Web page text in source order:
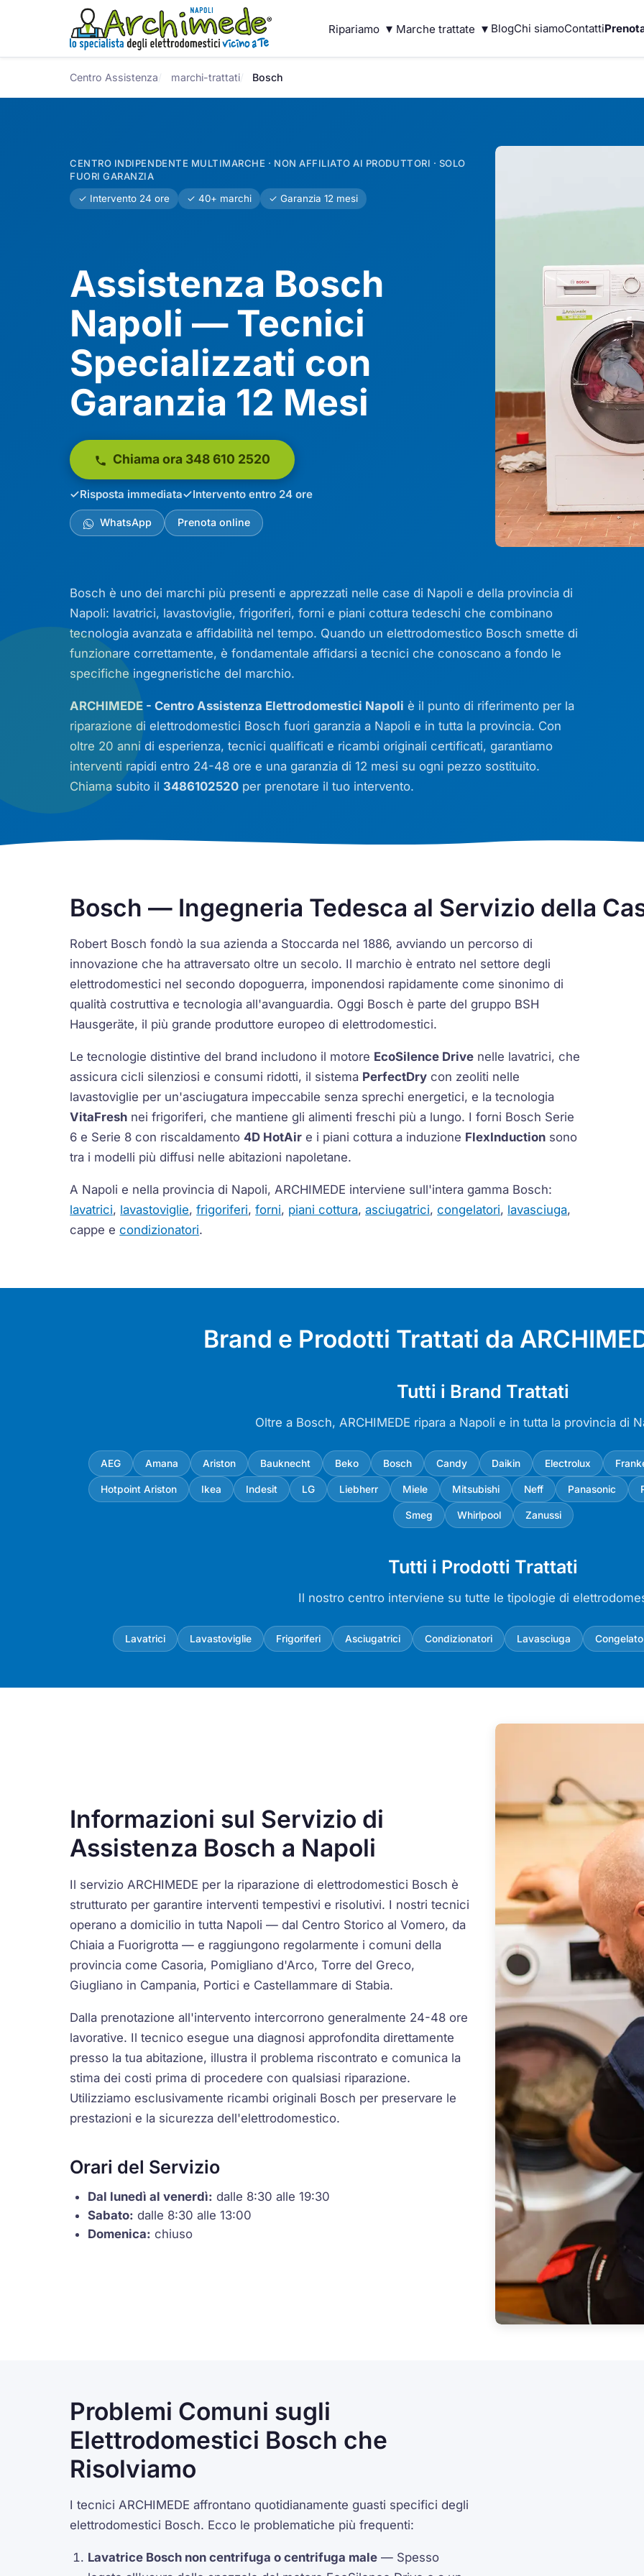
Ripariamo ▾ Marche trattate ▾ BlogChi siamoContatti
Centro Assistenza marchi-trattati Bosch
CENTRO INDIPENDENTE MULTIMARCHE · NON AFFILIATO AI PRODUTTORI · SOLO
FUORI GARANZIA
✓ Intervento 24 ore
✓ 40+ marchi ✓ Garanzia 12 mesi
Assistenza Bosch
Napoli — Tecnici
Specializzati con
Garanzia 12 Mesi
Chiama ora 348 610 2520
Risposta immediata Intervento entro 24 ore
WhatsApp Prenota online
Bosch è uno dei marchi più presenti e apprezzati nelle case di Napoli e della provincia di
Napoli: lavatrici, lavastoviglie, frigoriferi, forni e piani cottura tedeschi che combinano
tecnologia avanzata e affidabilità nel tempo. Quando un elettrodomestico Bosch smette di
funzionare correttamente, è fondamentale affidarsi a tecnici che conoscano a fondo le
specifiche ingegneristiche del marchio.
ARCHIMEDE - Centro Assistenza Elettrodomestici Napoli è il punto di riferimento per la
riparazione di elettrodomestici Bosch fuori garanzia a Napoli e in tutta la provincia. Con
oltre 20 anni di esperienza, tecnici qualificati e ricambi originali certificati, garantiamo
interventi rapidi entro 24-48 ore e una garanzia di 12 mesi su ogni pezzo sostituito.
Chiama subito il 3486102520 per prenotare il tuo intervento.
Bosch — Ingegneria Tedesca al Servizio della
Robert Bosch fondò la sua azienda a Stoccarda nel 1886, avviando un percorso di
innovazione che ha attraversato oltre un secolo. Il marchio è entrato nel settore degli
elettrodomestici nel secondo dopoguerra, imponendosi rapidamente come sinonimo di
qualità costruttiva e tecnologia all'avanguardia. Oggi Bosch è parte del gruppo BSH
Hausgeräte, il più grande produttore europeo di elettrodomestici.
Le tecnologie distintive del brand includono il motore EcoSilence Drive nelle lavatrici, che
assicura cicli silenziosi e consumi ridotti, il sistema PerfectDry con zeoliti nelle
lavastoviglie per un'asciugatura impeccabile senza sprechi energetici, e la tecnologia
VitaFresh nei frigoriferi, che mantiene gli alimenti freschi più a lungo. I forni Bosch Serie
6 e Serie 8 con riscaldamento4D HotAir e i piani cottura a induzione FlexInduction sono
tra i modelli più diffusi nelle abitazioni napoletane.
A Napoli e nella provincia di Napoli, ARCHIMEDE interviene sull'intera gamma Bosch:
lavatrici, lavastoviglie,frigoriferi,forni, piani cottura,asciugatrici,congelatori, lavasciuga,
cappe econdizionatori.
Brand e Prodotti Trattati da
Tutti i Brand Trattati
Oltre a Bosch, ARCHIMEDE ripara a Napoli e in tutta la provincia di
AEG Amana Ariston Bauknecht Beko Bosch Candy Daikin Electrolux
Hotpoint Ariston Ikea Indesit LG Liebherr Miele Mitsubishi Neff Panasonic
Smeg Whirlpool Zanussi
Tutti i Prodotti Trattati
Il nostro centro interviene su tutte le tipologie di
Lavatrici Lavastoviglie Frigoriferi Asciugatrici Condizionatori Lavasciuga
Informazioni sul Servizio di
Assistenza Bosch a Napoli
Il servizio ARCHIMEDE per la riparazione di elettrodomestici Bosch è
strutturato per garantire interventi tempestivi e risolutivi. I nostri tecnici
operano a domicilio in tutta Napoli — dal Centro Storico al Vomero, da
Chiaia a Fuorigrotta — e raggiungono regolarmente i comuni della
provincia come Casoria, Pomigliano d'Arco, Torre del Greco,
Giugliano in Campania, Portici e Castellammare di Stabia.
Dalla prenotazione all'intervento intercorrono generalmente 24-48 ore
lavorative. Il tecnico esegue una diagnosi approfondita direttamente
presso la tua abitazione, illustra il problema riscontrato e comunica la
stima dei costi prima di procedere con qualsiasi riparazione.
Utilizziamo esclusivamente ricambi originali Bosch per preservare le
prestazioni e la sicurezza dell'elettrodomestico.
Orari del Servizio
Dal lunedì al venerdì: dalle 8:30 alle 19:30
Sabato: dalle 8:30 alle 13:00
Domenica: chiuso
Problemi Comuni sugli
Elettrodomestici Bosch che
Risolviamo
I tecnici ARCHIMEDE affrontano quotidianamente guasti specifici degli
elettrodomestici Bosch. Ecco le problematiche più frequenti:
Lavatrice Bosch non centrifuga o centrifuga male — Spesso